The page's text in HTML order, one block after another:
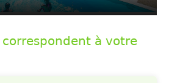
correspondent à votre